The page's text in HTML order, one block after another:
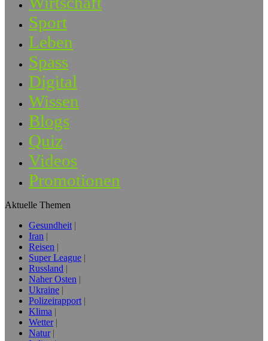
Sport
Leben
Spass
Digital
Wissen
Blogs
Quiz
Videos
Promotionen
Aktuelle Themen
Gesundheit
Iran
Reisen
Super League
Russland
Naher Osten
Ukraine
Polizeirapport
Klima
Wetter
Natur